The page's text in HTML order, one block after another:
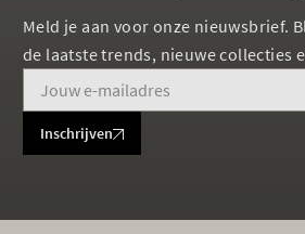
Meld je aan voor onze nieuwsbrief.
de laatste trends, nieuwe collecties
Inschrijven